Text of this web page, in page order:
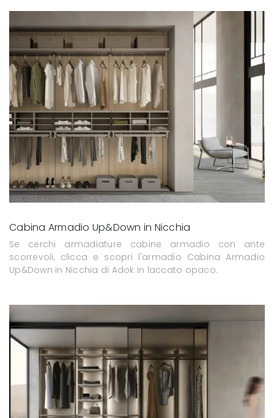
Cabina Armadio Up&Down in Nicchia
Se cerchi armadiature cabine armadio con ante
scorrevoli, clicca e scopri l'armadio Cabina Armadio
Up&Down in Nicchia di Adok in laccato opaco.